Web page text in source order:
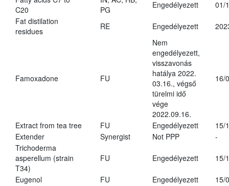
C20
PG
Engedélyezett
01/
Fat distilation
residues
RE Engedélyezett
Famoxadone FU
Nem
engedélyezett,
visszavonás
hatálya 2022.
03.16., végső
türelmi idő
vége
2022.09.16.
16/
Extract from tea tree FU Engedélyezett
15/
Extender
Synergist Not PPP
-
Trichoderma
asperellum (strain
T34)
FU Engedélyezett 15/
Eugenol FU Engedélyezett
15/